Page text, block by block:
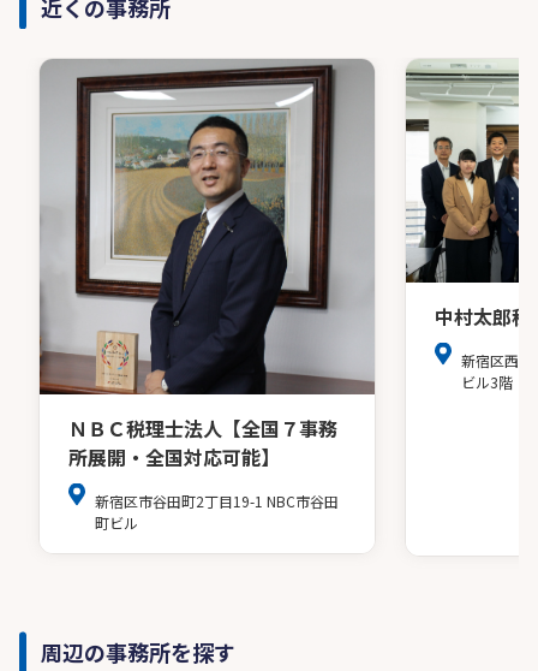
近くの事務所
ＮＢＣ税理士法人【全国７事務
所展開・全国対応可能】
新宿区市谷田町2丁目19-1 NBC市谷田
町ビル
中村太郎
新宿区西
ビル3階
周辺の事務所を探す